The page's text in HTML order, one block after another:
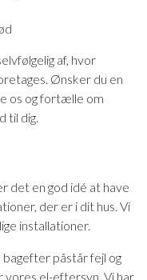
af, hvor
Ønsker du en
os og fortælle om
til dig.
det en god idé at have
der er i dit hus. Vi
installationer.
påstår fejl og
vores el-eftersyn. Vi har